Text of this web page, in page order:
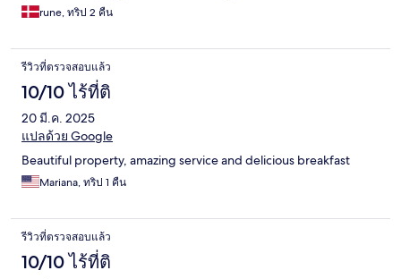
rune, ทริป 2 คืน
รีวิวที่ตรวจสอบแล้ว
10/10 ไร้ที่ติ
20 มี.ค. 2025
แปลด้วย Google
Beautiful property, amazing service and delicious breakfast
Mariana, ทริป 1 คืน
รีวิวที่ตรวจสอบแล้ว
10/10 ไร้ที่ติ